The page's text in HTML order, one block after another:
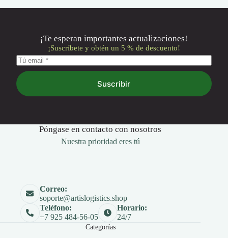
¡Te esperan importantes actualizaciones!
¡Suscríbete y obtén un 5 % de descuento!
Suscribir
Póngase en contacto con nosotros
Nuestra prioridad eres tú
Correo:
soporte@artislogistics.shop
Teléfono:
+7 925 484-56-05
Horario:
24/7
Categorías